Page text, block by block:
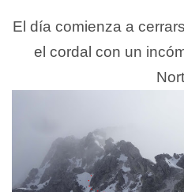
El día comienza a
el cordal con un